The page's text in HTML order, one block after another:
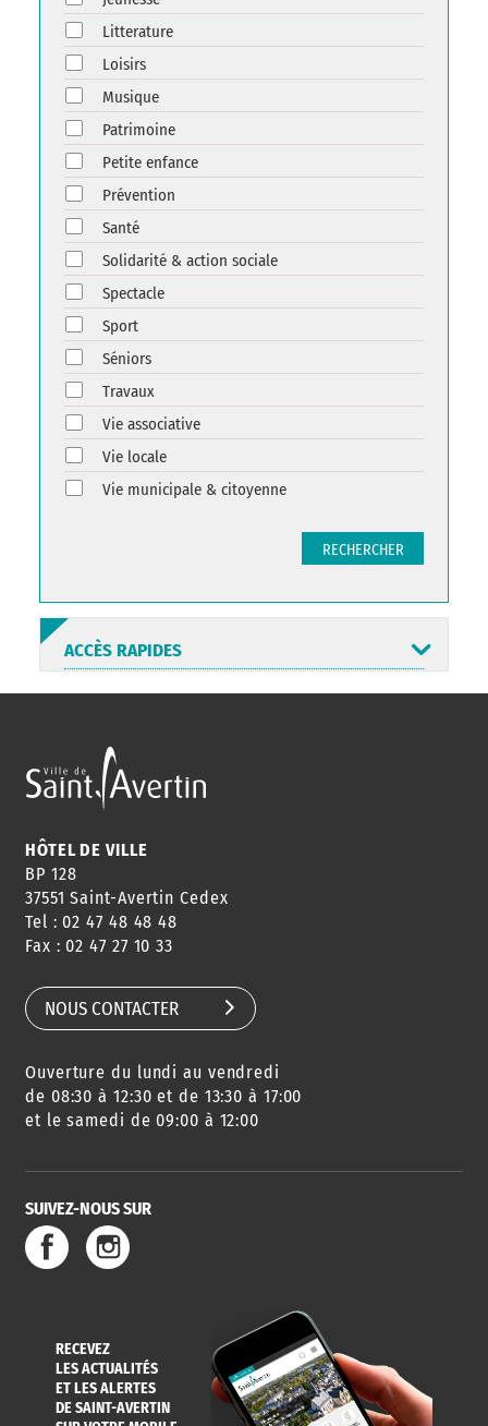
Litterature
Loisirs
Musique
Patrimoine
Petite enfance
Prévention
Santé
Solidarité & action sociale
Spectacle
Sport
Séniors
Travaux
Vie associative
Vie locale
Vie municipale & citoyenne
RECHERCHER
ACCÈS RAPIDES
ANNUAIRE
HORAIRES
CONSEILS
DE QUARTIER
AGENDA
DES SORTIES
URBANISME
SERVICE
DE L'EAU
HÔTEL DE VILLE
BP 128
37551 Saint-Avertin Cedex
Tel : 02 47 48 48 48
Fax : 02 47 27 10 33
NOUS CONTACTER
Ouverture du lundi au vendredi
de 08:30 à 12:30 et de 13:30 à 17:00
et le samedi de 09:00 à 12:00
SUIVEZ-NOUS SUR
RECEVEZ
LES ACTUALITÉS
ET LES ALERTES
DE SAINT-AVERTIN